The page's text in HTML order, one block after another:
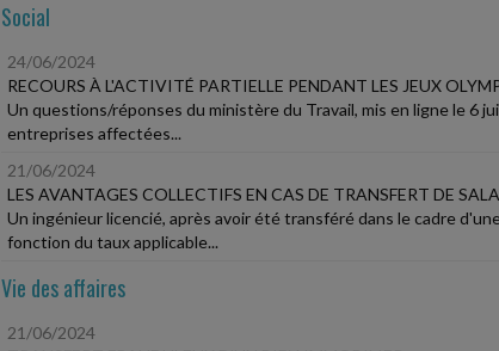
Social
24/06/2024
RECOURS À L'ACTIVITÉ PARTIELLE PENDANT LES JEUX
Un questions/réponses du ministère du Travail, mis en ligne le
entreprises affectées...
21/06/2024
LES AVANTAGES COLLECTIFS EN CAS DE TRANSFERT DE
Un ingénieur licencié, après avoir été transféré dans le cadre
fonction du taux applicable...
Vie des affaires
21/06/2024